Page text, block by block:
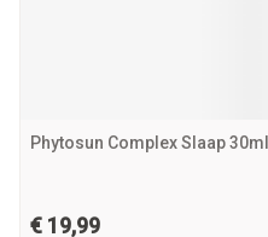
Phytosun Complex Slaap 30ml
€ 19,99